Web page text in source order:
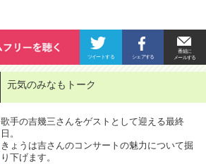
元気のみなもトーク
歌手の吉幾三さんをゲストとして迎える最終
日。
きょうは吉さんのコンサートの魅力について掘
り下げます。